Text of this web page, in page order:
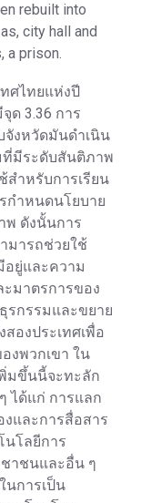
rebuilt into
city hall and
a prison.
ศไทยแห่งปี
ด 3.36 การ
งหวัดมันดำเนิน
ที่มีระดับสันติภาพ
สำหรับการเรียน
กำหนดนโยบาย
พ ดังนั้นการ
มารถช่วยใช้
อยู่และความ
มาตรการของ
รกรรมและขยาย
องประเทศเพื่อ
งพวกเขา ใน
มขึ้นนี้จะทะลัก
ได้แก่ การแลก
และการสื่อสาร
นโลยีการ
าชนและอื่น ๆ
การเป็น